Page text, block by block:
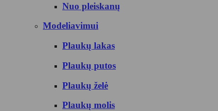
Nuo pleiskanų
Modeliavimui
Plaukų lakas
Plaukų putos
Plaukų želė
Plaukų molis